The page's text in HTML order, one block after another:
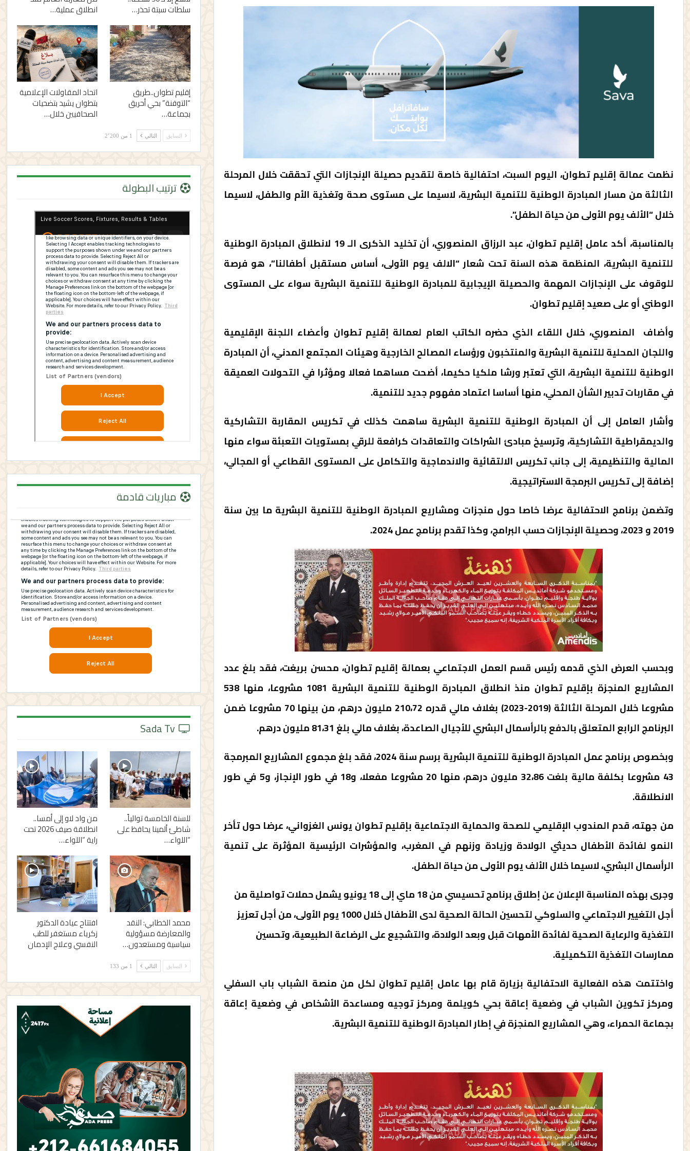
نظمت عمالة إقليم تطوان، اليوم السبت، احتفالية خاصة لتقديم حصيلة الإنجازات التي تحققت خلال المرحلة
الثالثة من مسار المبادرة الوطنية للتنمية البشرية، لاسيما على مستوى صحة وتغذية الأم والطفل، لاسيما
خلال “الألف يوم الأولى من حياة الطفل”.
بالمناسبة، أكد عامل إقليم تطوان، عبد الرزاق المنصوري، أن تخليد الذكرى الـ 19 لانطلاق المبادرة الوطنية
للتنمية البشرية، المنظمة هذه السنة تحت شعار “الالف يوم الأولى، أساس مستقبل أطفالنا”، هو فرصة
للوقوف على الإنجازات المهمة والحصيلة الإيجابية للمبادرة الوطنية للتنمية البشرية سواء على المستوى
الوطني أو على صعيد إقليم تطوان.
وأضاف المنصوري، خلال اللقاء الذي حضره الكاتب العام لعمالة إقليم تطوان وأعضاء اللجنة الإقليمية
واللجان المحلية للتنمية البشرية والمنتخبون ورؤساء المصالح الخارجية وهيئات المجتمع المدني، أن المبادرة
الوطنية للتنمية البشرية، التي تعتبر ورشا ملكيا حكيما، أضحت مساهما فعالا ومؤثرا في التحولات العميقة
في مقاربات تدبير الشأن المحلي، منها أساسا اعتماد مفهوم جديد للتنمية.
وأشار العامل إلى أن المبادرة الوطنية للتنمية البشرية ساهمت كذلك في تكريس المقاربة التشاركية
والديمقراطية التشاركية، وترسيخ مبادئ الشراكات والتعاقدات كرافعة للرقي بمستويات التعبئة سواء منها
المالية والتنظيمية، إلى جانب تكريس الالتقائية والاندماجية والتكامل على المستوى القطاعي أو المجالي،
إضافة إلى تكريس البرمجة الاستراتيجية.
وتضمن برنامج الاحتفالية عرضا خاصا حول منجزات ومشاريع المبادرة الوطنية للتنمية البشرية ما بين سنة
2019 و 2023، وحصيلة الإنجازات حسب البرامج، وكذا تقدم برنامج عمل 2024.
وبحسب العرض الذي قدمه رئيس قسم العمل الاجتماعي بعمالة إقليم تطوان، محسن بريغت، فقد بلغ عدد
المشاريع المنجزة بإقليم تطوان منذ انطلاق المبادرة الوطنية للتنمية البشرية 1081 مشروعا، منها 538
مشروعا خلال المرحلة الثالثة (2019-2023) بغلاف مالي قدره 210،72 مليون درهم، من بينها 70 مشروعا ضمن
البرنامج الرابع المتعلق بالدفع بالرأسمال البشري للأجيال الصاعدة، بغلاف مالي بلغ 81،31 مليون درهم.
وبخصوص برنامج عمل المبادرة الوطنية للتنمية البشرية برسم سنة 2024، فقد بلغ مجموع المشاريع المبرمجة
43 مشروعا بكلفة مالية بلغت 32،86 مليون درهم، منها 20 مشروعا مفعلا، و18 في طور الإنجاز، و5 في طور
الانطلاقة.
من جهته، قدم المندوب الإقليمي للصحة والحماية الاجتماعية بإقليم تطوان يونس الغزواني، عرضا حول تأخر
النمو لفائدة الأطفال حديثي الولادة وزيادة وزنهم في المغرب، والمؤشرات الرئيسية المؤثرة على تنمية
الرأسمال البشري، لاسيما خلال الألف يوم الأولى من حياة الطفل.
وجرى بهذه المناسبة الإعلان عن إطلاق برنامج تحسيسي من 18 ماي إلى 18 يونيو يشمل حملات تواصلية من
أجل التغيير الاجتماعي والسلوكي لتحسين الحالة الصحية لدى الأطفال خلال 1000 يوم الأولى، من أجل تعزيز
التغذية والرعاية الصحية لفائدة الأمهات قبل وبعد الولادة، والتشجيع على الرضاعة الطبيعية، وتحسين
ممارسات التغذية التكميلية.
واختتمت هذه الفعالية الاحتفالية بزيارة قام بها عامل إقليم تطوان لكل من منصة الشباب باب السفلي
ومركز تكوين الشباب في وضعية إعاقة بحي كويلمة ومركز توجيه ومساعدة الأشخاص في وضعية إعاقة
بجماعة الحمراء، وهي المشاريع المنجزة في إطار المبادرة الوطنية للتنمية البشرية.
سلطات سبتة تحذر… انطلاق عملية…
إقليم تطوان..طريق
“التوفنة” بحي أحريق
بجماعة…
اتحاد المقاولات الإعلامية
بتطوان يشيد بتضحيات
الصحافيين خلال…
السابق التالي 1 من 2٬200
ترتيب البطولة
مباريات قادمة
للسنة الخامسة توالياً..
شاطئ ألمينا يحافظ على
“اللواء…
من واد لاو إلى أمسا..
انطلاقة صيف 2026 تحت
راية “اللواء…
محمد الخطابي: النقد
والمعارضة مسؤولية
سياسية ومستعدون…
افتتاح عيادة الدكتور
زكرياء مستغفر للطب
النفسي وعلاج الإدمان
السابق التالي 1 من 133